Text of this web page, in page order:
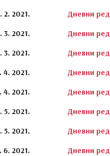
2. 2021.
Дневни ред
3. 2021.
Дневни ред
3. 2021.
Дневни ред
4. 2021.
Дневни ред
4. 2021.
Дневни ред
5. 2021.
Дневни ред
5. 2021.
Дневни ред
6. 2021.
Дневни ред